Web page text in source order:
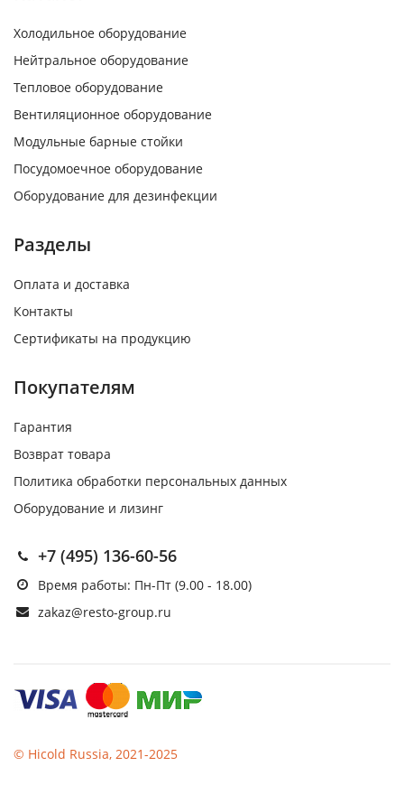
Холодильное оборудование
Нейтральное оборудование
Тепловое оборудование
Вентиляционное оборудование
Модульные барные стойки
Посудомоечное оборудование
Оборудование для дезинфекции
Разделы
Оплата и доставка
Контакты
Сертификаты на продукцию
Покупателям
Гарантия
Возврат товара
Политика обработки персональных данных
Оборудование и лизинг
+7 (495) 136-60-56
Время работы: Пн-Пт (9.00 - 18.00)
zakaz@resto-group.ru
© Hicold Russia, 2021-2025